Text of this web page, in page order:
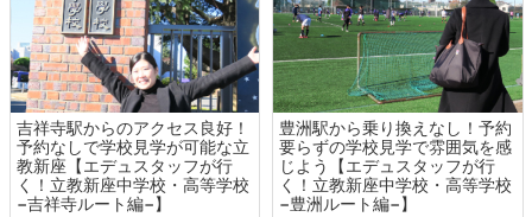
吉祥寺駅からのアクセス良好！
予約なしで学校見学が可能な立
教新座【エデュスタッフが行
く！立教新座中学校・高等学校
−吉祥寺ルート編−】
豊洲駅から乗り換えなし！予約
要らずの学校見学で雰囲気を感
じよう【エデュスタッフが行
く！立教新座中学校・高等学校
−豊洲ルート編−】